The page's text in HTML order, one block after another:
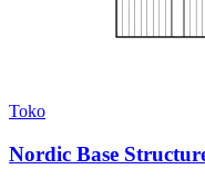
Toko
Nordic Base